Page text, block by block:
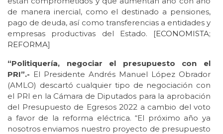
de manera inercial, como el destinado a pensiones,
pago de deuda, así como transferencias a entidades y
empresas productivas del Estado. [ECONOMISTA;
REFORMA]
“Politiquería, negociar el presupuesto con el
PRI”.- El Presidente Andrés Manuel López Obrador
(AMLO) descartó cualquier tipo de negociación con
el PRI en la Cámara de Diputados para la aprobación
del Presupuesto de Egresos 2022 a cambio del voto
a favor de la reforma eléctrica. “El próximo año ya
nosotros enviamos nuestro proyecto de presupuesto